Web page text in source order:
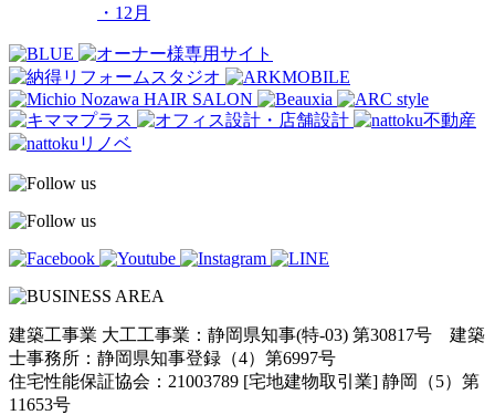
・12月
建築工事業 大工工事業：静岡県知事(特-03) 第30817号 建築
士事務所：静岡県知事登録（4）第6997号
住宅性能保証協会：21003789 [宅地建物取引業] 静岡（5）第
11653号